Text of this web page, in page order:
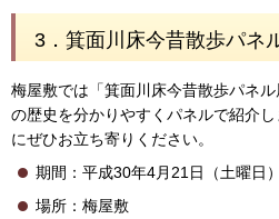
3．箕面川床今昔散歩パネ
梅屋敷では「箕面川床今昔散歩パネ
の歴史を分かりやすくパネルで紹介
にぜひお立ち寄りください。
期間：平成30年4月21日（土曜日
場所：梅屋敷